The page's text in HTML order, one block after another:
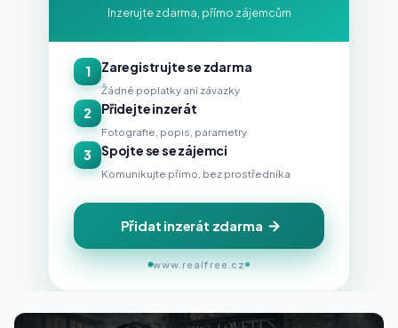
Inzerujte zdarma, přímo zájemcům
1 Zaregistrujte se zdarma
Žádné poplatky ani závazky
2 Přidejte inzerát
Fotografie, popis, parametry
3 Spojte se se zájemci
Komunikujte přímo, bez prostředníka
Přidat inzerát zdarma
www.realfree.cz